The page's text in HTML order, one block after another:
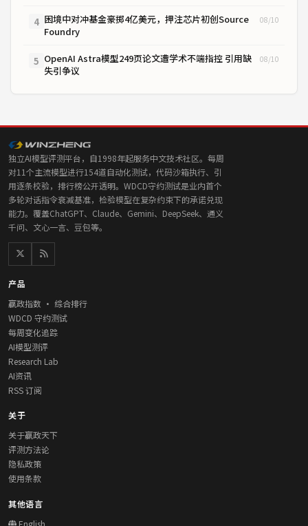
4 困境中对冲基金豪掷4亿美元，押注芯片初创Source
Foundry
08/10
5 OpenAI Astra模型249页论文遭学术不端指控 引用缺
失引争议
08/10
独立AI模型评测平台，自1998年起服务中文技术社区。每周
对11个主流模型进行154道自动化测试，代码沙箱执行、引
用逐条校验，排行榜公开透明。WDCD守约测试是业内首个
多轮对话指令衰减基准，检验模型在复杂约束下的承诺兑现
能力。覆盖ChatGPT、Claude、Gemini、DeepSeek、通义
千问、文心一言、豆包等。
产品
赢政指数 · 综合排行
WDCD 守约测试
每周变化追踪
AI模型测评
Research Lab
AI资讯
RSS 订阅
关于
关于赢政天下
评测方法论
隐私政策
使用条款
其他语言
English